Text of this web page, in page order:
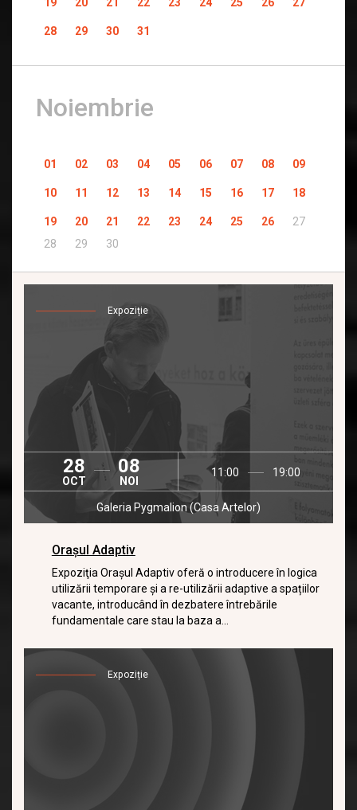
28 29 30 31
Noiembrie
01 02 03 04 05 06 07 08 09
10 11 12 13 14 15 16 17 18
19 20 21 22 23 24 25 26
27
28
29 30
Expoziție
28
OCT
08
NOI
11:00 19:00
Galeria Pygmalion (Casa Artelor)
Orașul Adaptiv
Expoziţia Oraşul Adaptiv oferă o introducere în logica
utilizării temporare şi a re-utilizării adaptive a spațiilor
vacante, introducând în dezbatere întrebările
fundamentale care stau la baza a...
Expoziție